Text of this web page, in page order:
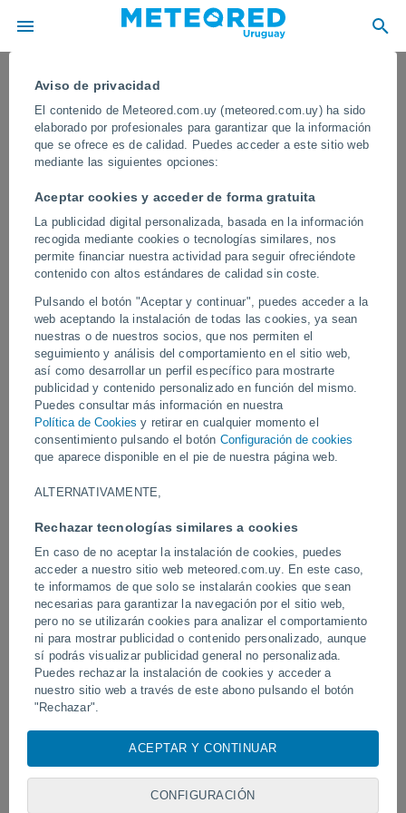
Aviso de privacidad
El contenido de Meteored.com.uy (meteored.com.uy) ha sido
elaborado por profesionales para garantizar que la información
que se ofrece es de calidad. Puedes acceder a este sitio web
mediante las siguientes opciones:
Aceptar cookies y acceder de forma gratuita
La publicidad digital personalizada, basada en la información
recogida mediante cookies o tecnologías similares, nos
permite financiar nuestra actividad para seguir ofreciéndote
contenido con altos estándares de calidad sin coste.
Pulsando el botón "Aceptar y continuar", puedes acceder a la
web aceptando la instalación de todas las cookies, ya sean
nuestras o de nuestros socios, que nos permiten el
seguimiento y análisis del comportamiento en el sitio web,
así como desarrollar un perfil específico para mostrarte
publicidad y contenido personalizado en función del mismo.
Puedes consultar más información en nuestra
Política de Cookies y retirar en cualquier momento el
consentimiento pulsando el botón Configuración de cookies
que aparece disponible en el pie de nuestra página web.
ALTERNATIVAMENTE,
Rechazar tecnologías similares a cookies
En caso de no aceptar la instalación de cookies, puedes
acceder a nuestro sitio web meteored.com.uy. En este caso,
te informamos de que solo se instalarán cookies que sean
necesarias para garantizar la navegación por el sitio web,
pero no se utilizarán cookies para analizar el comportamiento
ni para mostrar publicidad o contenido personalizado, aunque
sí podrás visualizar publicidad general no personalizada.
Puedes rechazar la instalación de cookies y acceder a
nuestro sitio web a través de este abono pulsando el botón
"Rechazar".
cookies, identificadores únicos o tecnologías similares para
almacenar, acceder y procesar datos personales como su
visita en este sitio web, las direcciones IP y los
ACEPTAR Y CONTINUAR
CONFIGURACIÓN
Una gran tormenta nocturna ilumina
el cielo de París, Francia
Una tormenta supercelular provocó una gran actividad eléctrica en
el entorno de la capital francesa. También se registraron vientos
muy intensos y granizadas en las afueras.
Vídeos
Erupción y actividad intensa en el
volcán de Fuego, Guatemala.
Devastadora inundación
Chitral, Pakistán.